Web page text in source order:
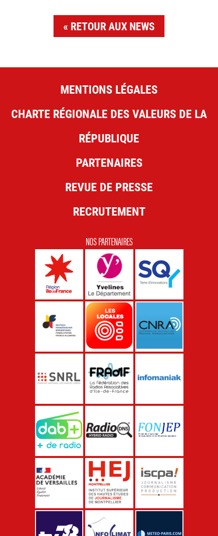
RETOUR AUX NEWS
MENTIONS LÉGALES
CHARTE RÉGIONALE DES VALEURS DE LA
RÉPUBLIQUE
PARTENAIRES
REVUE DE PRESSE
RECRUTEMENT
NOS PARTENAIRES